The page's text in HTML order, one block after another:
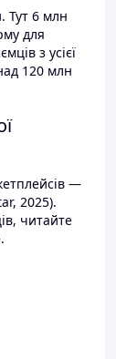
Тут 6 млн
для
з усієї
120 млн
—
2025).
читайте